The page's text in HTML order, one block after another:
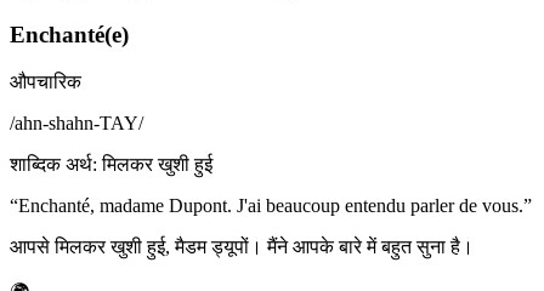
Enchanté(e)
औपचारिक
/ahn-shahn-TAY/
शाब्दिक अर्थ: मिलकर खुशी हुई
“Enchanté, madame Dupont. J'ai beaucoup entendu parler de vous.”
आपसे मिलकर खुशी हुई, मैडम ड्यूपों। मैंने आपके बारे में बहुत सुना है।